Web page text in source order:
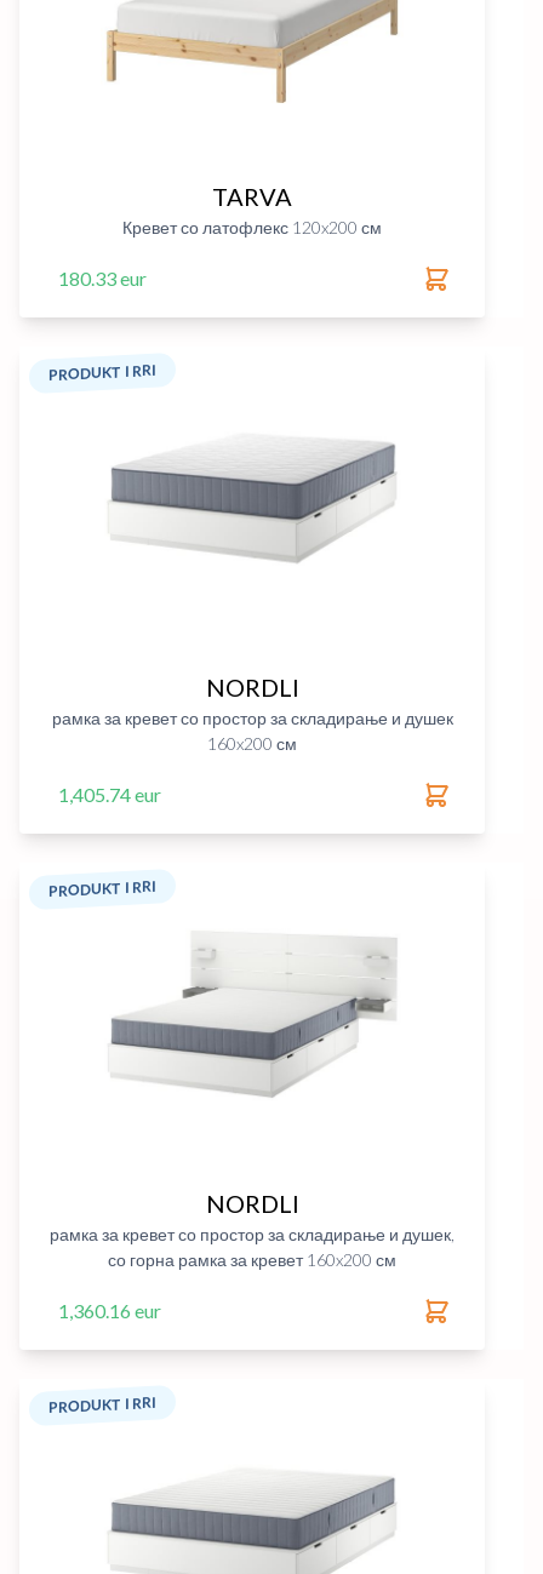
TARVA
Кревет со латофлекс 120x200 см
180.33 eur
PRODUKT I RRI
NORDLI
рамка за кревет со простор за складирање и душек
160x200 см
1,405.74 eur
PRODUKT I RRI
NORDLI
рамка за кревет со простор за складирање и душек,
со горна рамка за кревет 160x200 см
1,360.16 eur
PRODUKT I RRI